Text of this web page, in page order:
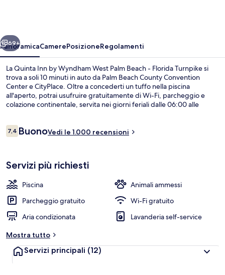
West
Palm
Beach
Florida
Avanti
69+
PanoramicaCamerePosizioneRegolamenti
La Quinta Inn by Wyndham West Palm Beach - Florida Turnpike si
trova a soli 10 minuti in auto da Palm Beach County Convention
Center e CityPlace. Oltre a concederti un tuffo nella piscina
all'aperto, potrai usufruire gratuitamente di Wi-Fi, parcheggio e
colazione continentale, servita nei giorni feriali dalle 06:00 alle
dalla struttura. Le recensioni degli ospiti lodano il personale gentile
Recensioni
7,47,4 su 10
BuonoVedi le 1.000 recensioni
Servizi più richiesti
Piscina
Animali ammessi
Parcheggio gratuito
Wi-Fi gratuito
Aria condizionata
Lavanderia self-service
Mostra tutto
Servizi principali (12)